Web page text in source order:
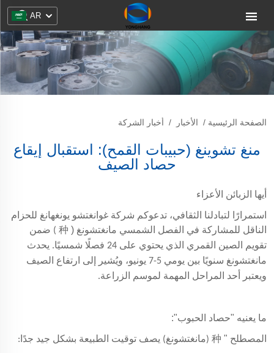
AR
الصفحة الرئيسية / الأخبار / أخبار الشركة
منغ تشوينغ (حبيبات القمح): استقبال إيقاع
حصاد الصيف
أيها الزبائن الأعزاء
استمرارًا لتبادلنا الثقافي، تدعوكم شركة غوانغتشو يونغهانغ للحزام
الناقل للمشاركة في الفصل الشمسي مانغتشونغ ( 种 ) ضمن
تقويم الصين القمري الذي يحتوي على 24 فصلًا شمسيًا. يحدث
مانغتشونغ سنويًا بين يومي 5-7 يونيو، ويُشير إلى ارتفاع الصيف
ويعتبر أحد المراحل المهمة لموسم الزراعة.
ما يعنيه "حصاد الحبوب":
المصطلح " 种 (مانغتشونغ) يصف توقيت الطبيعة بشكل جيد جدًا: